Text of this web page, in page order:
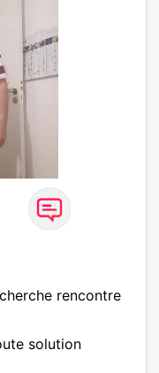
rencontre
solution